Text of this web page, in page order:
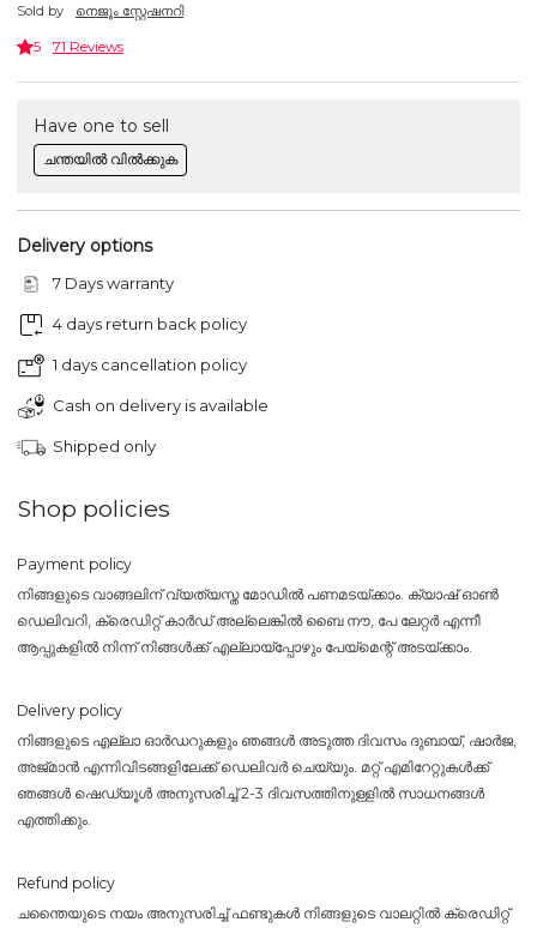
Sold by നെജൂം സ്റ്റേഷനറി
5 71 Reviews
Have one to sell
ചന്തയിൽ വിൽക്കുക
Delivery options
7 Days warranty
4 days return back policy
1 days cancellation policy
Cash on delivery is available
Shipped only
Shop policies
Payment policy
നിങ്ങളുടെ വാങ്ങലിന് വ്യത്യസ്ത മോഡിൽ പണമടയ്ക്കാം. ക്യാഷ് ഓൺ
ഡെലിവറി, ക്രെഡിറ്റ് കാർഡ് അല്ലെങ്കിൽ ബൈ നൗ, പേ ലേറ്റർ എന്നീ
ആപ്പുകളിൽ നിന്ന് നിങ്ങൾക്ക് എല്ലായ്പ്പോഴും പേയ്‌മെന്റ് അടയ്ക്കാം.
Delivery policy
നിങ്ങളുടെ എല്ലാ ഓർഡറുകളും ഞങ്ങൾ അടുത്ത ദിവസം ദുബായ്, ഷാർജ,
അജ്മാൻ എന്നിവിടങ്ങളിലേക്ക് ഡെലിവർ ചെയ്യും. മറ്റ് എമിറേറ്റുകൾക്ക്
ഞങ്ങൾ ഷെഡ്യൂൾ അനുസരിച്ച് 2-3 ദിവസത്തിനുള്ളിൽ സാധനങ്ങൾ
എത്തിക്കും.
Refund policy
ചന്തൈയുടെ നയം അനുസരിച്ച് ഫണ്ടുകൾ നിങ്ങളുടെ വാലറ്റിൽ ക്രെഡിറ്റ്